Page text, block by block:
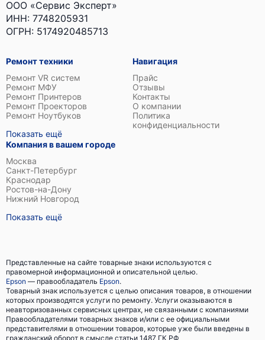
ООО «Сервис Эксперт»
ИНН: 7748205931
ОГРН: 5174920485713
Ремонт техники
Ремонт VR систем
Ремонт МФУ
Ремонт Принтеров
Ремонт Проекторов
Ремонт Ноутбуков
Показать ещё
Компания в вашем городе
Москва
Санкт-Петербург
Краснодар
Ростов-на-Дону
Нижний Новгород
Показать ещё
Навигация
Прайс
Отзывы
Контакты
О компании
Политика
конфиденциальности
Представленные на сайте товарные знаки используются с
правомерной информационной и описательной целью.
Epson — правообладатель Epson.
Товарный знак используется с целью описания товаров, в отношении
которых производятся услуги по ремонту. Услуги оказываются в
неавторизованных сервисных центрах, не связанными с компаниями
Правообладателями товарных знаков и/или с ее официальными
представителями в отношении товаров, которые уже были введены в
гражданский оборот в смысле статьи 1487 ГК РФ